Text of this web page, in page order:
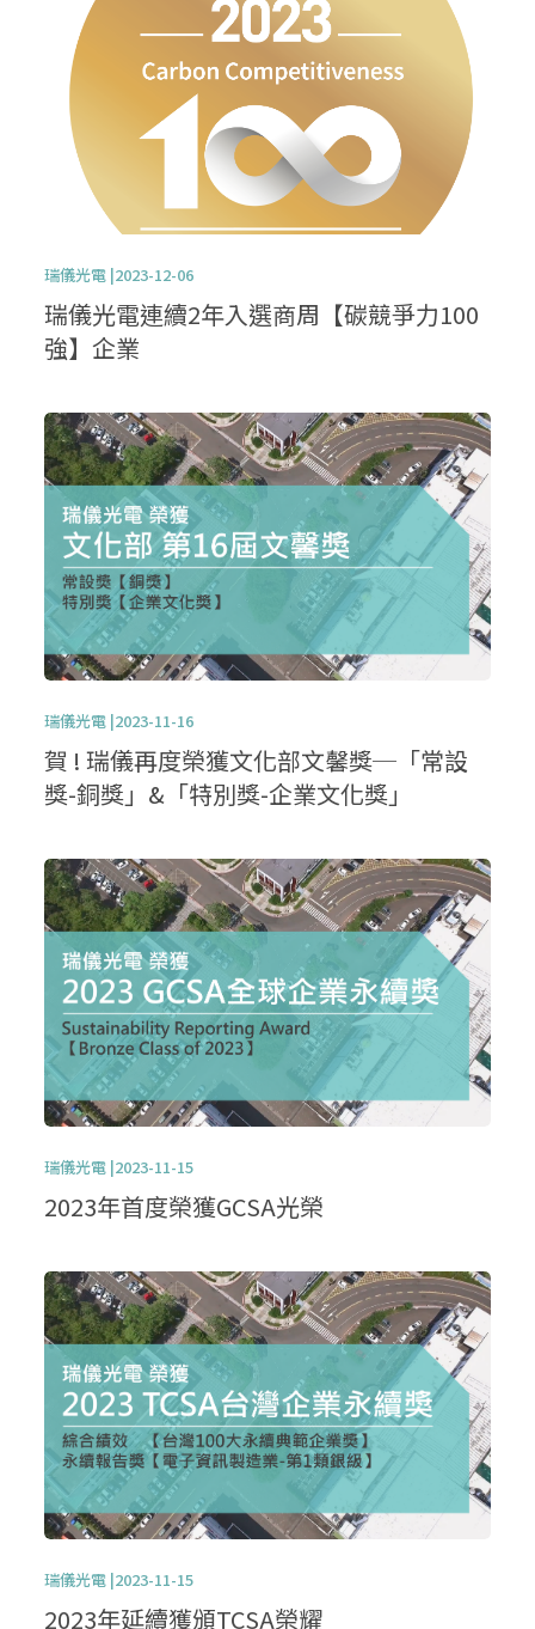
瑞儀光電 |2023-12-06
瑞儀光電連續2年入選商周【碳競爭力100
強】企業
瑞儀光電 |2023-11-16
賀 ! 瑞儀再度榮獲文化部文馨獎─「常設
獎-銅獎」&「特別獎-企業文化獎」
瑞儀光電 |2023-11-15
2023年首度榮獲GCSA光榮
瑞儀光電 |2023-11-15
2023年延續獲頒TCSA榮耀